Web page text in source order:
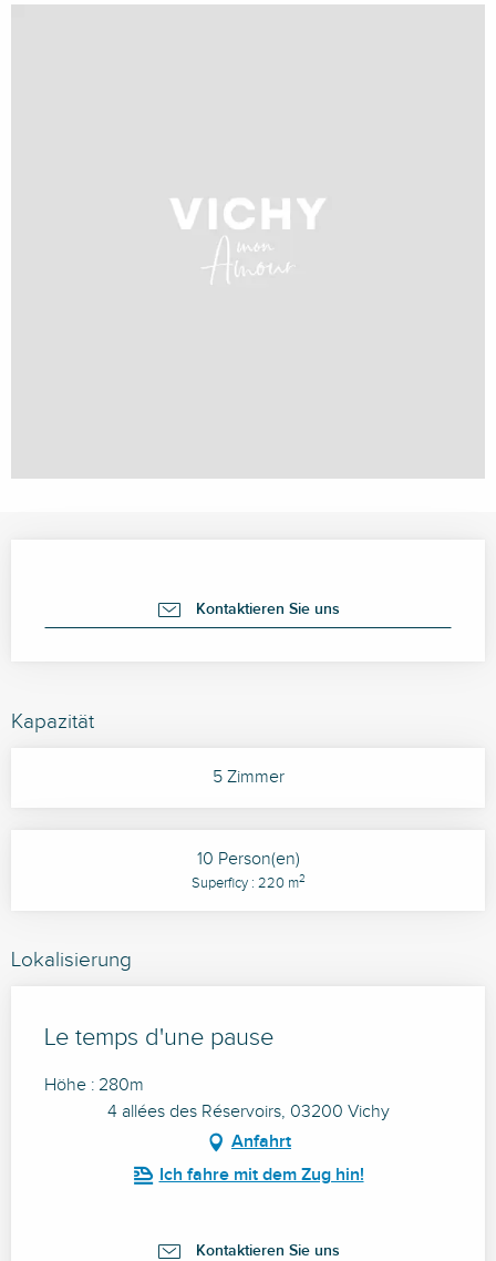
Kontaktieren Sie uns
Kapazität
5 Zimmer
10 Person(en)
Superficy : 220 m2
Lokalisierung
Le temps d'une pause
Höhe : 280m
4 allées des Réservoirs, 03200 Vichy
Anfahrt
Ich fahre mit dem Zug hin!
Kontaktieren Sie uns